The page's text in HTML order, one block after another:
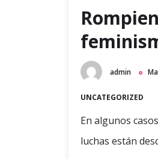
admin
UNCATEGORIZED
En algunos
luchas están